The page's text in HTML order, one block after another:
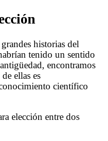
historias del
tenido un sentido
encontramos
ellas es
científico
elección entre dos